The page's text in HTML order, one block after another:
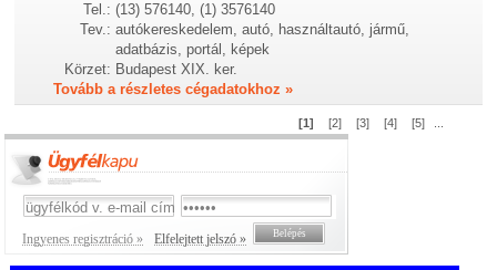
Tel.: (13) 576140, (1) 3576140
Tev.: autókereskedelem, autó, használtautó, jármű,
adatbázis, portál, képek
Körzet: Budapest XIX. ker.
Tovább a részletes cégadatokhoz »
[1] [2] [3] [4] [5]
Ingyenes regisztráció » Elfelejtett jelszó »